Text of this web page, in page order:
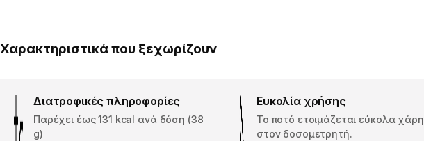
Χαρακτηριστικά που ξεχωρίζουν
Διατροφικές πληροφορίες
Παρέχει έως 131 kcal ανά δόση (38
g)
Ευκολία χρήσης
Το ποτό ετοιμάζεται εύκολα χάρη
στον δοσομετρητή.